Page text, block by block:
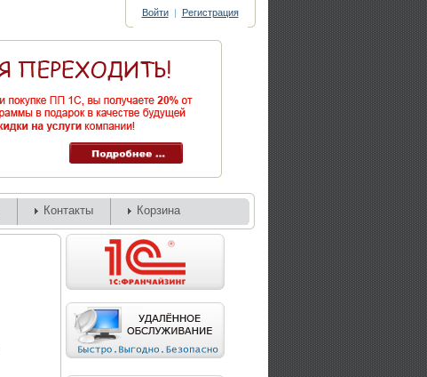
Войти | Регистрация
Контакты Корзина